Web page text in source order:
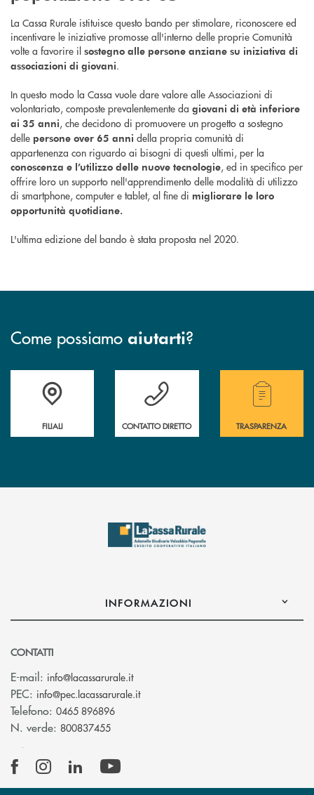
La Cassa Rurale istituisce questo bando per stimolare, riconoscere ed
incentivare le iniziative promosse all'interno delle proprie Comunità
volte a favorire il sostegno alle persone anziane su iniziativa di
associazioni di giovani.
In questo modo la Cassa vuole dare valore alle Associazioni di
volontariato, composte prevalentemente da giovani di età inferiore
ai 35 anni, che decidono di promuovere un progetto a sostegno
delle persone over 65 anni della propria comunità di
appartenenza con riguardo ai bisogni di questi ultimi, per la
conoscenza e l’utilizzo delle nuove tecnologie, ed in specifico per
offrire loro un supporto nell'apprendimento delle modalità di utilizzo
di smartphone, computer e tablet, al fine di migliorare le loro
opportunità quotidiane.
L'ultima edizione del bando è stata proposta nel 2020.
Come possiamo aiutarti?
Trova la filiale più vicina a te
FILIALI
Hai bisogno di assistenza immediata?
CONTATTO DIRETTO
Hai bisogno di
TRASPARENZA
INFORMAZIONI
CONTATTI
E-mail: info@lacassarurale.it(si apre l’app di posta elettronica)
PEC: info@pec.lacassarurale.it(si apre l’app di posta elettronica)
Telefono: 0465 896896
N. verde: 800837455